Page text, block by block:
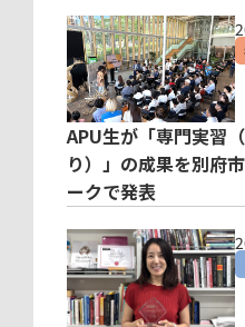
APU生が「専門実習
り）」の成果を別府
ークで発表